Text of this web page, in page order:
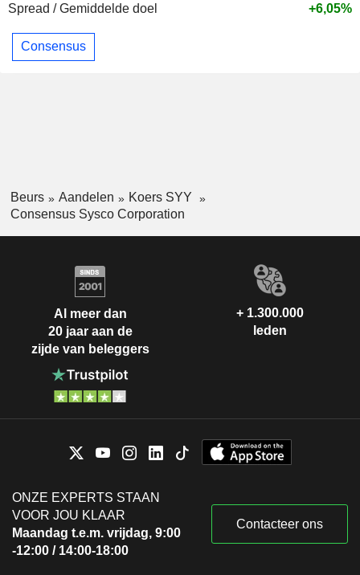
Spread / Gemiddelde doel
+6,05%
Consensus
Beurs Aandelen
Koers SYY
Consensus Sysco Corporation
Al meer dan
20 jaar aan de
zijde van beleggers
+ 1.300.000
leden
ONZE EXPERTS STAAN
VOOR JOU KLAAR
Maandag t.e.m. vrijdag, 9:00
-12:00 / 14:00-18:00
Contacteer ons